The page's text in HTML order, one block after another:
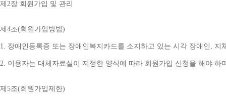
제 2장 회원가입 및 관리
제 4조(회원가입방법)
1. 장애인등록증 또는 장애인복지카드를 소지하고 있는 시각 장애인 , 지
2. 이용자는 대체자료실이 지정한 양식에 따라 회원가입 신청을 해야 하
제 5조(회원가입제한)